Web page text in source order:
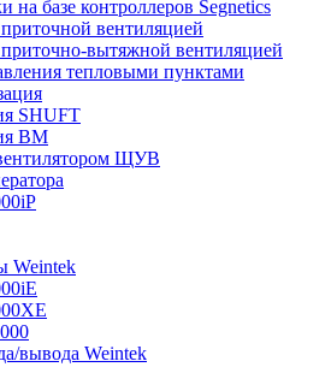
базе контроллеров Segnetics
вентиляцией
вытяжной вентиляцией
тепловыми пунктами
SHUFT
BM
ЩУВ
Weintek
вывода Weintek